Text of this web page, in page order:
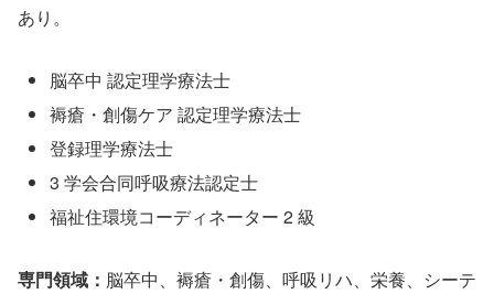
あり。
脳卒中 認定理学療法士
褥瘡・創傷ケア 認定理学療法士
登録理学療法士
3 学会合同呼吸療法認定士
福祉住環境コーディネーター 2 級
専門領域： 脳卒中、褥瘡・創傷、呼吸リハ、栄養、シーテ